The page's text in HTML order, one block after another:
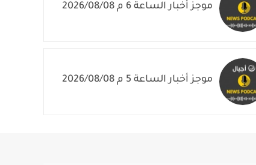
موجز أخبار الساعة 6 م 2026/08/08
موجز أخبار الساعة 5 م 2026/08/08